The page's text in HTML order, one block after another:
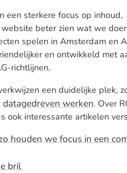
een sterkere focus op inhoud,
beter zien wat we
spelen in Amsterdam en
en ontwikkeld met
richtlijnen.
een duidelijke plek,
datagedreven werken. Over
ook interessante artikelen
houden we focus in een
bril